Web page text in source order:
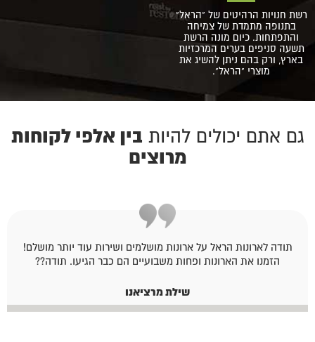
רשת חנויות הרהיטים של "הראל"
בתנופה מתמדת של צמיחה
והתפתחות. כיום מונה הרשת
תשעה סניפים בערים המרכזיות
בארץ, ורק בהם ניתן להשיג את
מוצרי "הראל".
גם אתם יכולים להיות בין אלפי לקוחות
מרוצים
תודה לארונות הראל על ארונות מושלמים ושירות עוד יותר מושלם!
הזמנו את הארונות ופחות משבועיים הם כבר הגיעו. תודה??
שילת מרציאנו